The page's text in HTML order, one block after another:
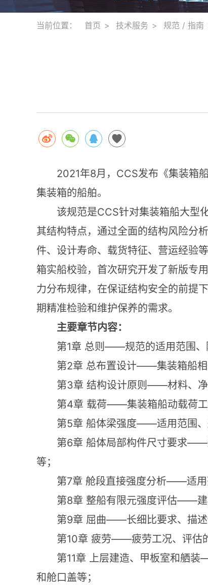
当前位置： 首页 技术服务 规范 / 指南
2021年8月， CCS发布《集装箱
集装箱的船舶。
该规范是CCS针对集装箱船大型
其结构特点，通过全面的结构风险分
件、设计寿命、载货特征、营运经验
箱实船校验，首次研究开发了新版专
力分布规律，在保证结构安全的前提
期精准检验和维护保养的需求。
主要章节内容：
第1章 总则 ——规范的适用范围
第2章 总布置设计——集装箱船
第3章 结构设计原则 ——材料、
第4章 载荷——集装箱船动载荷
第5章 船体梁强度——适用范围
第6章 船体局部构件尺寸要求——
等；
第7章 舱段直接强度分析——适
第8章 整船有限元强度评估——
第9章 屈曲——长细比要求、描
第10章 疲劳——疲劳工况、评估
第11章 上层建造、甲板室和舾装
和舱口盖等；